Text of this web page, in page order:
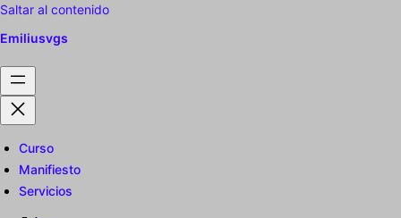
Saltar al contenido
Emiliusvgs
Curso
Manifiesto
Servicios